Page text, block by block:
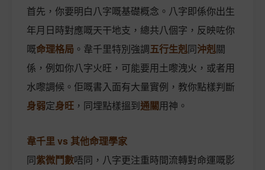
首先，你要明白八字嘅基礎概念。八字即係你出生
年月日時對應嘅天干地支，總共八個字，反映咗你
嘅命理格局 。韋千里特別強調五行生剋同沖剋關
係，例如你八字火旺，可能要用土嚟洩火，或者用
水嚟調候。佢嘅書入面有大量實例，教你點樣判斷
身弱定身旺 ，同埋點樣搵到通關用神。
韋千里 vs 其他命理學家
同紫微鬥數唔同，八字更注重時間流轉對命運嘅影